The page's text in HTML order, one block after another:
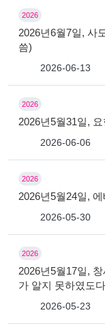
2026
2026년6월7일, 사
씀)
2026-06-13
2026
2026년5월31일,
2026-06-06
2026
2026년5월24일,
2026-05-30
2026
2026년5월17일,
가 알지 못하였도
2026-05-23